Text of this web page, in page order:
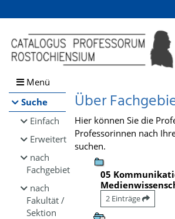
Browsen
direkt zum Inhalt
Menü
Suche
Einfach
Erweitert
nach
Fachgebiet
nach
Fakultät /
Sektion
Über
Hier können Sie die
Professorinnen nach
suchen.
05
2 Einträge